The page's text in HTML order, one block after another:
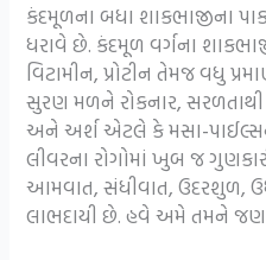
કંદમૂળના બધા શાકભાજીના
ધરાવે છે. કંદમૂળ વર્ગના
વિટામીન, પ્રોટીન તેમજ વધુ
સુરણ મળને રોકનાર,
અને અર્શ એટલે કે મસા-
લીવરના રોગોમાં ખુબ જ
આમવાત, સંધીવાત, ઉદરશુળ,
લાભદાયી છે. હવે અમે તમને